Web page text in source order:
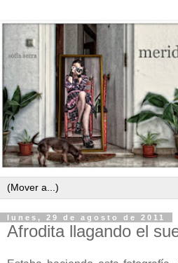
lunes, 29 de agosto de 2011
Afrodita llagando el